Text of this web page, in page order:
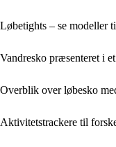
Løbetights – se modeller
Vandresko præsenteret i
Overblik over løbesko
Aktivitetstrackere til